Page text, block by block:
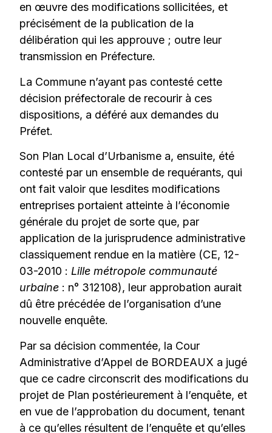
en œuvre des modifications sollicitées, et
précisément de la publication de la
délibération qui les approuve ; outre leur
transmission en Préfecture.
La Commune n’ayant pas contesté cette
décision préfectorale de recourir à ces
dispositions, a déféré aux demandes du
Préfet.
Son Plan Local d’Urbanisme a, ensuite, été
contesté par un ensemble de requérants, qui
ont fait valoir que lesdites modifications
entreprises portaient atteinte à l’économie
générale du projet de sorte que, par
application de la jurisprudence administrative
classiquement rendue en la matière (CE, 12-
03-2010 :Lille métropole communauté
urbaine : n° 312108), leur approbation aurait
dû être précédée de l’organisation d’une
nouvelle enquête.
Par sa décision commentée, la Cour
Administrative d’Appel de BORDEAUX a jugé
que ce cadre circonscrit des modifications du
projet de Plan postérieurement à l’enquête, et
en vue de l’approbation du document, tenant
à ce qu’elles résultent de l’enquête et qu’elles